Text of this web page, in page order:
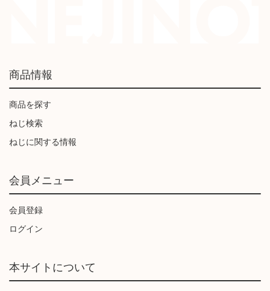
商品情報
商品を探す
ねじ検索
ねじに関する情報
会員メニュー
会員登録
ログイン
本サイトについて